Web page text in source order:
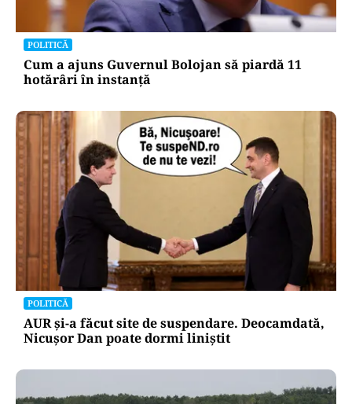
POLITICĂ
Cum a ajuns Guvernul Bolojan să piardă 11
hotărâri în instanță
POLITICĂ
AUR și-a făcut site de suspendare. Deocamdată,
Nicușor Dan poate dormi liniștit